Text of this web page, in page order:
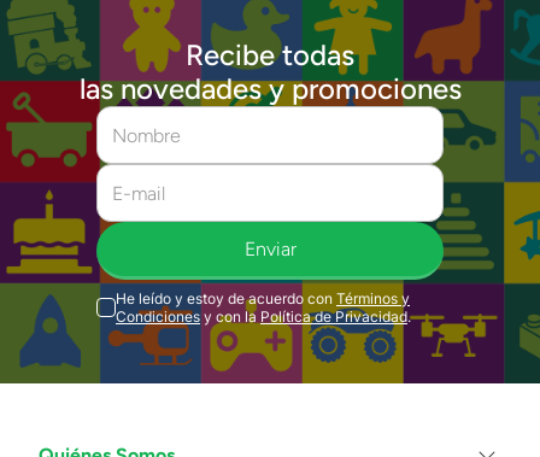
Recibe todas
las novedades y promociones
Enviar
He leído y estoy de acuerdo con Términos y
Condiciones y con la Política de Privacidad.